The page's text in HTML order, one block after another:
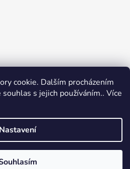
cookie. Dalším procházením
s jejich používáním.. Více
Nastavení
Shoptet